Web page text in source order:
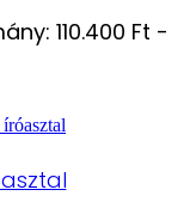
110.400 Ft -